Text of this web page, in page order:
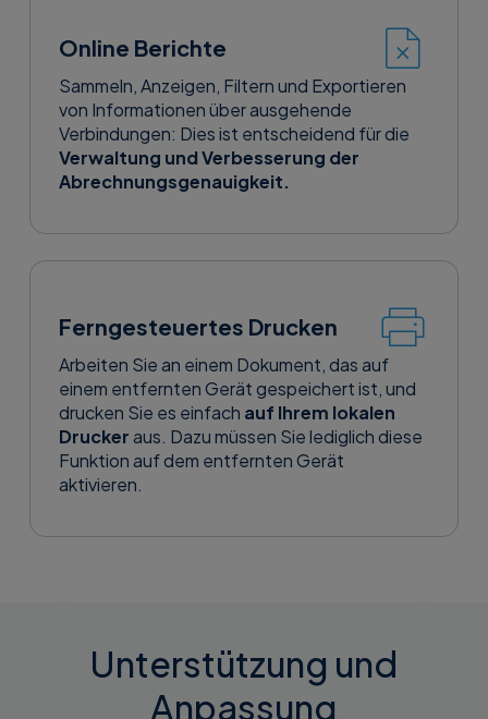
Online Berichte
Sammeln, Anzeigen, Filtern und Exportieren
von Informationen über ausgehende
Verbindungen: Dies ist entscheidend für die
Verwaltung und Verbesserung der
Abrechnungsgenauigkeit.
Ferngesteuertes Drucken
Arbeiten Sie an einem Dokument, das auf
einem entfernten Gerät gespeichert ist, und
drucken Sie es einfach auf Ihrem lokalen
Druckeraus. Dazu müssen Sie lediglich diese
Funktion auf dem entfernten Gerät
aktivieren.
Unterstützung und
Anpassung